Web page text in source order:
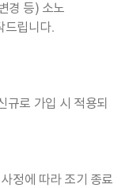
경 등) 소노
드립니다.
규로 가입 시 적용되
정에 따라 조기 종료